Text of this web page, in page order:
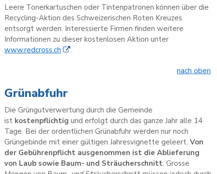
Leere Tonerkartuschen oder Tintenpatronen können über die
Recycling-Aktion des Schweizerischen Roten Kreuzes
entsorgt werden. Interessierte Firmen finden weitere
Informationen zu dieser kostenlosen Aktion unter
www.redcross.ch
.
nach oben
Grünabfuhr
Die Grüngutverwertung durch die Gemeinde
ist kostenpflichtig und erfolgt durch das ganze Jahr alle 14
Tage. Bei der ordentlichen Grünabfuhr werden nur noch
Grüngebinde mit einer gültigen Jahresvignette geleert. Von
der Gebührenpflicht ausgenommen ist die Ablieferung
von Laub sowie Baum- und Sträucherschnitt. Grosse